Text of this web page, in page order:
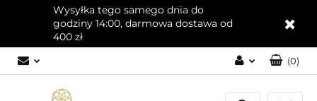
Wysyłka tego samego dnia do
godziny 14:00, darmowa dostawa od
400 zł
Zaloguj się
(0)